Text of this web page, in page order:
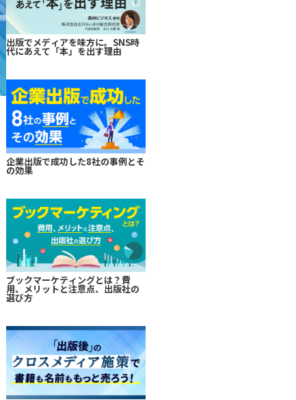
出版でメディアを味方に。SNS時
代にあえて「本」を出す理由
企業出版で成功した8社の事例とそ
の効果
ブックマーケティングとは？費
用、メリットと注意点、出版社の
選び方